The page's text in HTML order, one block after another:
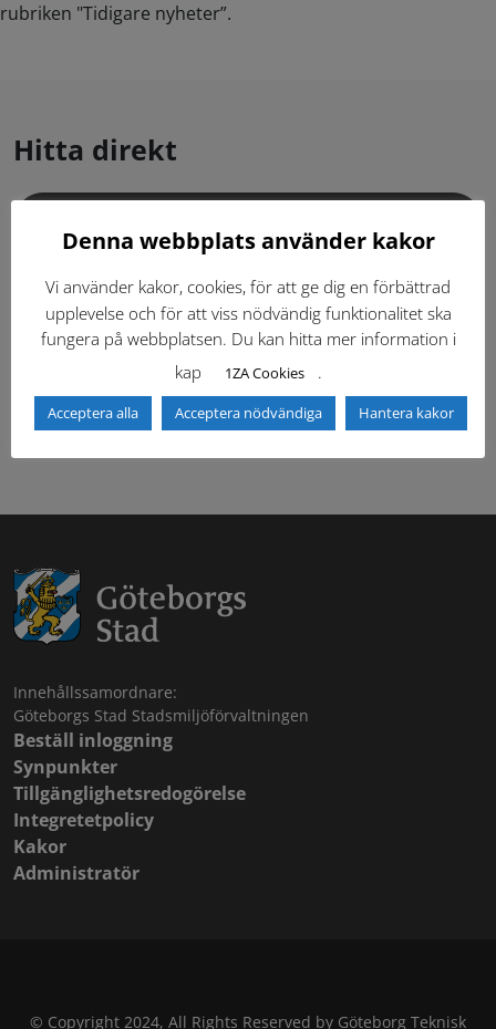
rubriken "Tidigare nyheter”.
Hitta direkt
Dokumentbibliotek Kontaktlista
Tidigare versioner Nyheter
Säkerhetsordningen
Innehållssamordnare:
Göteborgs Stad Stadsmiljöförvaltningen
Beställ inloggning
Synpunkter
Tillgänglighetsredogörelse
Integretetpolicy
Kakor
Administratör
© Copyright 2024, All Rights Reserved by Göteborg Teknisk
Denna webbplats använder kakor
Vi använder kakor, cookies, för att ge dig en förbättrad
upplevelse och för att viss nödvändig funktionalitet ska
fungera på webbplatsen. Du kan hitta mer information i
kap
1ZA Cookies .
Acceptera alla Acceptera nödvändiga Hantera kakor